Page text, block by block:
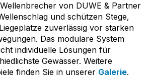
von DUWE & Partner
und schützen Stege,
zuverlässig vor starken
Das modulare System
individuelle Lösungen für
Gewässer. Weitere
finden Sie in unserer Galerie.